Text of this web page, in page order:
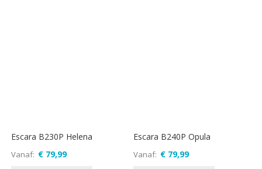
Escara B230P Helena
Vanaf € 79,99
Escara B240P Opula
Vanaf € 79,99